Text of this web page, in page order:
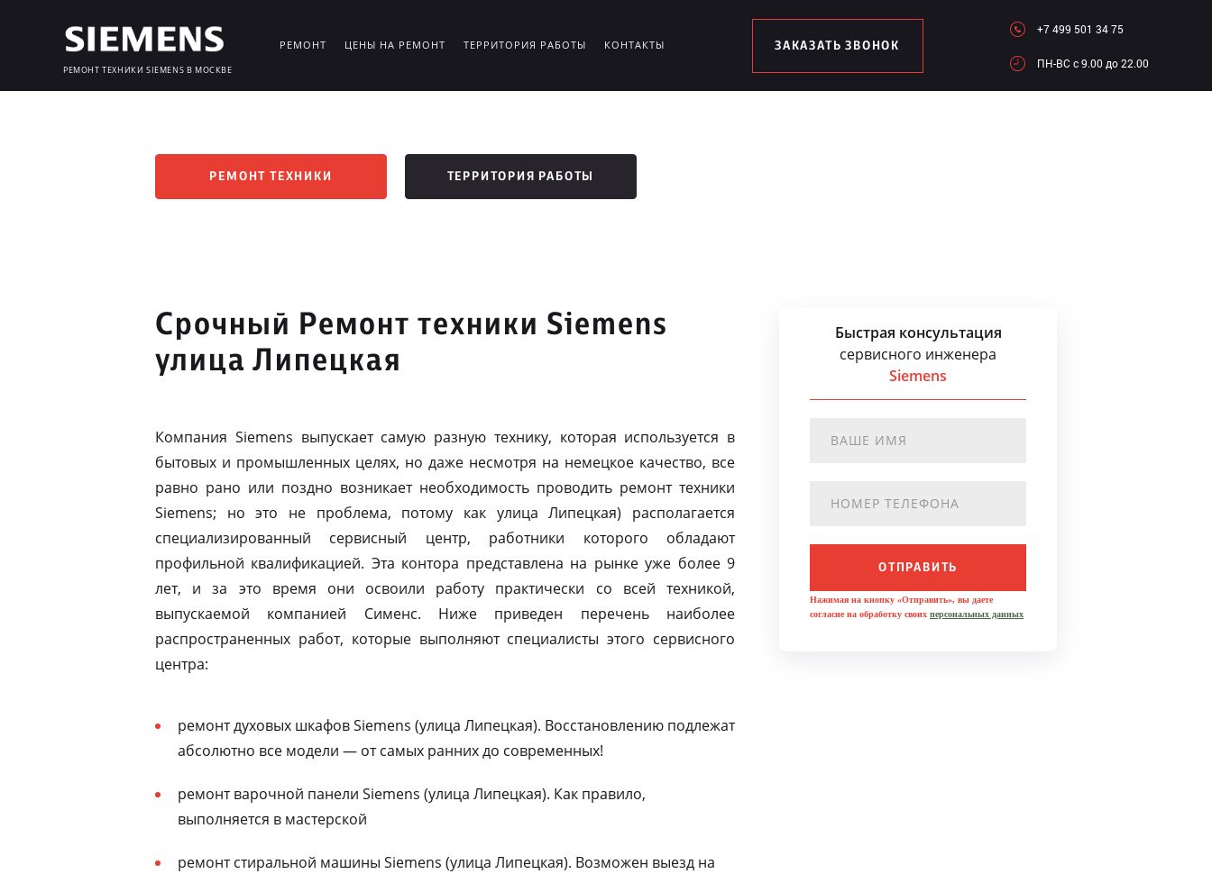
РЕМОНТ ТЕХНИКИ SIEMENS В МОСКВЕ
РЕМОНТ ЦЕНЫ НА РЕМОНТ ТЕРРИТОРИЯ РАБОТЫ КОНТАКТЫ ЗАКАЗАТЬ ЗВОНОК
+7 499 501 34 75
ПН-ВC c 9.00 до 22.00
РЕМОНТ ТЕХНИКИ ТЕРРИТОРИЯ РАБОТЫ
Срочный Ремонт техники Siemens
улица Липецкая
Компания Siemens выпускает самую разную технику, которая используется в
бытовых и промышленных целях, но даже несмотря на немецкое качество, все
равно рано или поздно возникает необходимость проводить ремонт техники
Siemens; но это не проблема, потому как улица Липецкая) располагается
специализированный сервисный центр, работники которого обладают
профильной квалификацией. Эта контора представлена на рынке уже более 9
лет, и за это время они освоили работу практически со всей техникой,
выпускаемой компанией Сименс. Ниже приведен перечень наиболее
распространенных работ, которые выполняют специалисты этого сервисного
центра:
ремонт духовых шкафов Siemens (улица Липецкая). Восстановлению подлежат
абсолютно все модели — от самых ранних до современных!
ремонт варочной панели Siemens (улица Липецкая). Как правило,
выполняется в мастерской
ремонт стиральной машины Siemens (улица Липецкая). Возможен выезд на
Быстрая консультация
сервисного инженера
Siemens
ОТПРАВИТЬ
Нажимая на кнопку «Отправить», вы даете
согласие на обработку своих персональных данных